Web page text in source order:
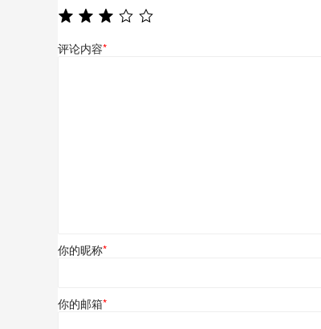
评论内容*
你的昵称*
你的邮箱*